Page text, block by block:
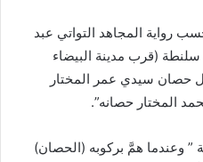
أيلول 1931 و بحسب رواية المجاهد التواتي عبد
(قرب مدينة البيضاء
حصان سيدي عمر المختار
المختار حصانه”.
” وعندما همَّ بركوبه (الحصان)